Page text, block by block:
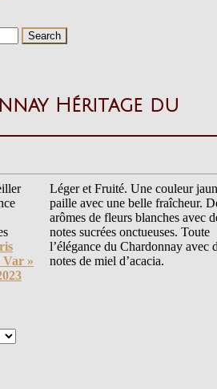
Héritage du
Léger et Fruité. Une couleur
paille avec une belle fraîcheur.
arômes de fleurs blanches avec
notes sucrées onctueuses. Toute
l’élégance du Chardonnay avec
notes de miel d’acacia.
Var »